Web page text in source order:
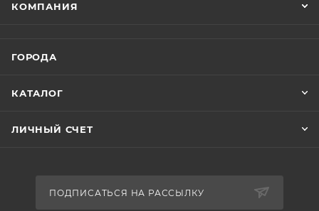
КОМПАНИЯ
ГОРОДА
КАТАЛОГ
ЛИЧНЫЙ СЧЕТ
ПОДПИСАТЬСЯ НА РАССЫЛКУ